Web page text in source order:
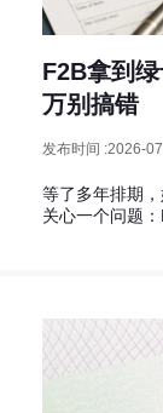
F2B拿到
万别搞错
发布时间 :2026-
等了多年排期
关心一个问题